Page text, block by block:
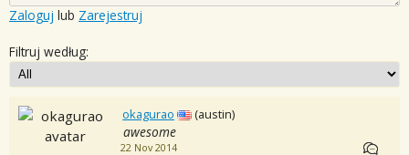
Zaloguj lub Zarejestruj
Filtruj według:
okagurao (austin)
awesome
22 Nov 2014